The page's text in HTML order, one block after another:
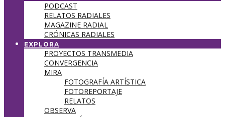
PODCAST
RELATOS RADIALES
MAGAZINE RADIAL
CRÓNICAS RADIALES
EXPLORA
PROYECTOS TRANSMEDIA
CONVERGENCIA
MIRA
FOTOGRAFÍA ARTÍSTICA
FOTOREPORTAJE
RELATOS
OBSERVA